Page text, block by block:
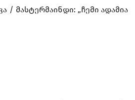
მასტერმაინდი: „ჩემი